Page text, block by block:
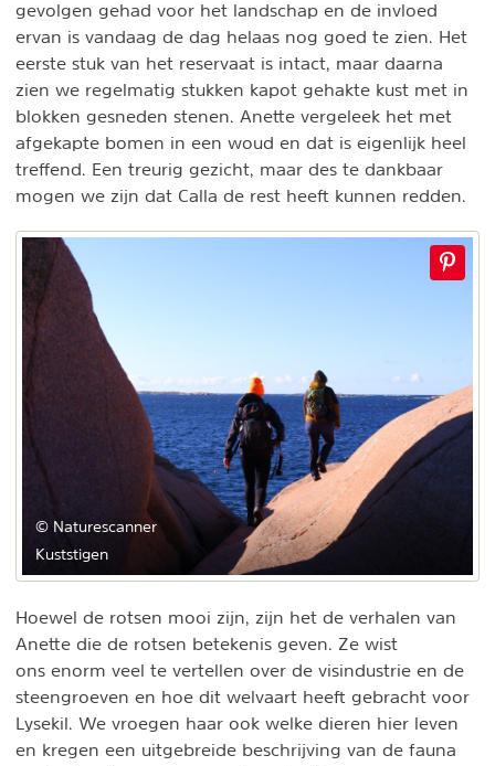
gevolgen gehad voor het landschap en de invloed
ervan is vandaag de dag helaas nog goed te zien. Het
eerste stuk van het reservaat is intact, maar daarna
zien we regelmatig stukken kapot gehakte kust met in
blokken gesneden stenen. Anette vergeleek het met
afgekapte bomen in een woud en dat is eigenlijk heel
treffend. Een treurig gezicht, maar des te dankbaar
mogen we zijn dat Calla de rest heeft kunnen redden.
© Naturescanner
Kuststigen
Hoewel de rotsen mooi zijn, zijn het de verhalen van
Anette die de rotsen betekenis geven. Ze wist
ons enorm veel te vertellen over de visindustrie en de
steengroeven en hoe dit welvaart heeft gebracht voor
Lysekil. We vroegen haar ook welke dieren hier leven
en kregen een uitgebreide beschrijving van de fauna